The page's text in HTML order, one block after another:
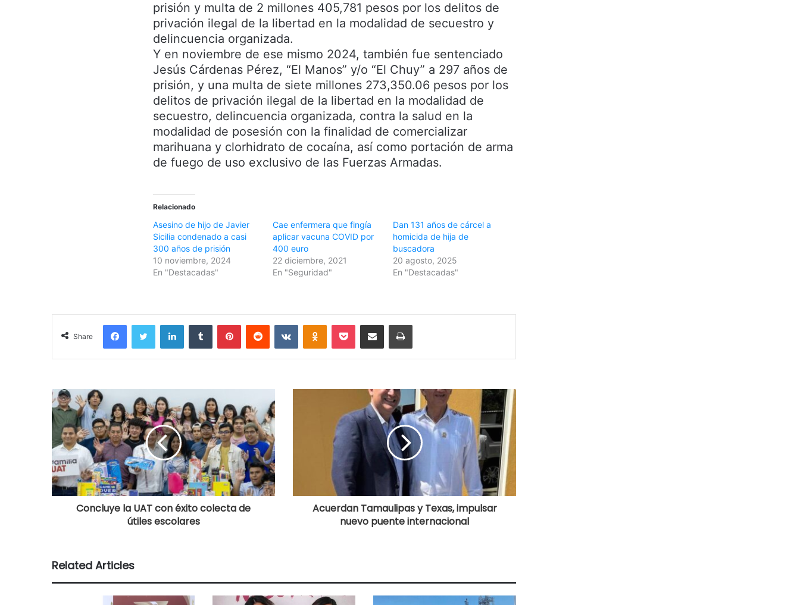
prisión y multa de 2 millones 405,781 pesos por los delitos de
privación ilegal de la libertad en la modalidad de secuestro y
delincuencia organizada.
Y en noviembre de ese mismo 2024, también fue sentenciado
Jesús Cárdenas Pérez, “El Manos” y/o “El Chuy” a 297 años de
prisión, y una multa de siete millones 273,350.06 pesos por los
delitos de privación ilegal de la libertad en la modalidad de
secuestro, delincuencia organizada, contra la salud en la
modalidad de posesión con la finalidad de comercializar
marihuana y clorhidrato de cocaína, así como portación de arma
de fuego de uso exclusivo de las Fuerzas Armadas.
Relacionado
Asesino de hijo de Javier
Sicilia condenado a casi
300 años de prisión
10 noviembre, 2024
En "Destacadas"
Cae enfermera que fingía
aplicar vacuna COVID por
400 euro
22 diciembre, 2021
En "Seguridad"
Dan 131 años de cárcel a
homicida de hija de
buscadora
20 agosto, 2025
En "Destacadas"
Share
Concluye la UAT con éxito colecta de
útiles escolares
Acuerdan Tamaulipas y Texas, impulsar
nuevo puente internacional
Related Articles